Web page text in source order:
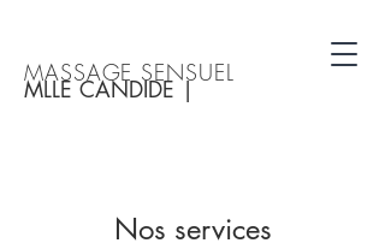
MASSAGE SENSUEL
MLLE CANDIDE |
Nos services